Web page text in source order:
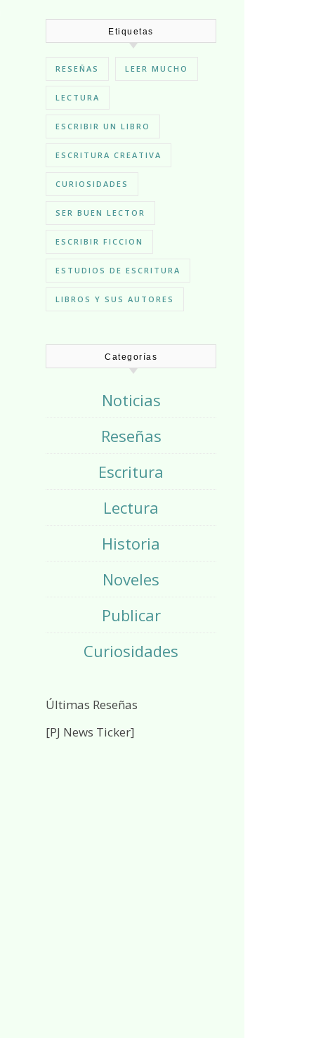
Etiquetas
RESEÑAS LEER MUCHO
LECTURA
ESCRIBIR UN LIBRO
ESCRITURA CREATIVA
CURIOSIDADES
SER BUEN LECTOR
ESCRIBIR FICCION
ESTUDIOS DE ESCRITURA
LIBROS Y SUS AUTORES
Categorías
Noticias
Reseñas
Escritura
Lectura
Historia
Noveles
Publicar
Curiosidades
Últimas Reseñas
[PJ News Ticker]